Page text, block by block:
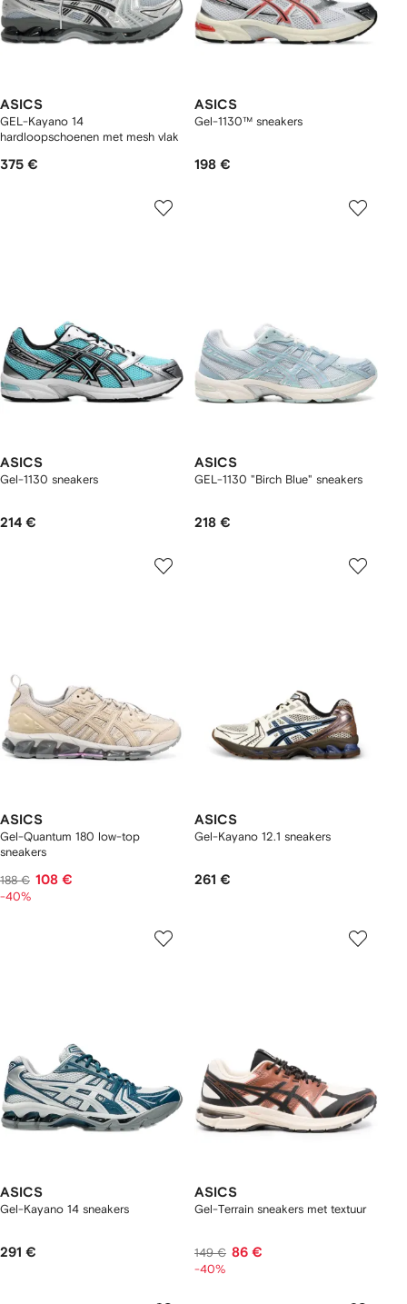
ASICS
GEL-Kayano 14
hardloopschoenen met mesh vlak
375 €
ASICS
Gel-1130™ sneakers
198 €
ASICS
Gel-1130 sneakers
214 €
ASICS
GEL-1130 "Birch Blue" sneakers
218 €
ASICS
Gel-Quantum 180 low-top
sneakers
188 € 108 €
-40%
ASICS
Gel-Kayano 12.1 sneakers
261 €
ASICS
Gel-Kayano 14 sneakers
291 €
ASICS
Gel-Terrain sneakers met textuur
149 € 86 €
-40%